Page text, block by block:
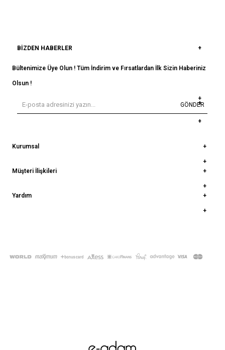
BIZDEN HABERLER
Bültenimize Üye Olun ! Tüm İndirim ve Fırsatlardan İlk Sizin Haberiniz
Olsun !
GÖNDER
Kurumsal
Müşteri İlişkileri
Yardım